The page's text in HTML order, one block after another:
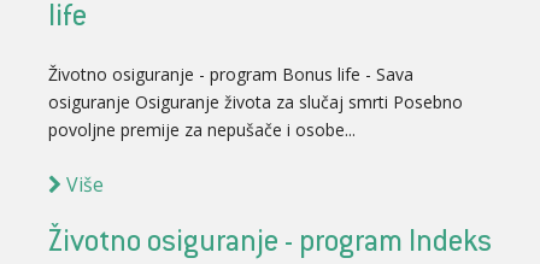
life
Životno osiguranje - program Bonus life - Sava
osiguranje Osiguranje života za slučaj smrti Posebno
povoljne premije za nepušače i osobe...
Više
Životno osiguranje - program Indeks